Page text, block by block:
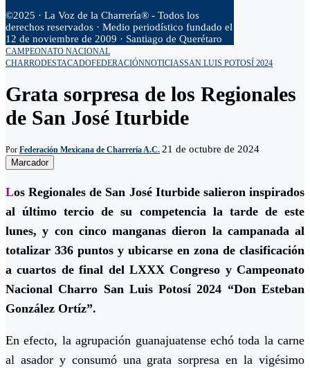
©2025 · La Voz de la Charrería® - Todos los
derechos reservados · Medio periodístico fundado el
12 de noviembre de 2009 · Santiago de Querétaro
CAMPEONATO NACIONAL
CHARRODESTACADOFEDERACIÓNNOTICIASSAN LUIS POTOSÍ 2024
Grata sorpresa de los Regionales
de San José Iturbide
Por Federación Mexicana de Charrería A.C. 21 de octubre de 2024
Marcador
Los Regionales de San José Iturbide salieron inspirados
al último tercio de su competencia la tarde de este
lunes, y con cinco manganas dieron la campanada al
totalizar 336 puntos y ubicarse en zona de clasificación
a cuartos de final del LXXX Congreso y Campeonato
Nacional Charro San Luis Potosí 2024 “Don Esteban
González Ortíz”.
En efecto, la agrupación guanajuatense echó toda la carne
al asador y consumó una grata sorpresa en la vigésimo